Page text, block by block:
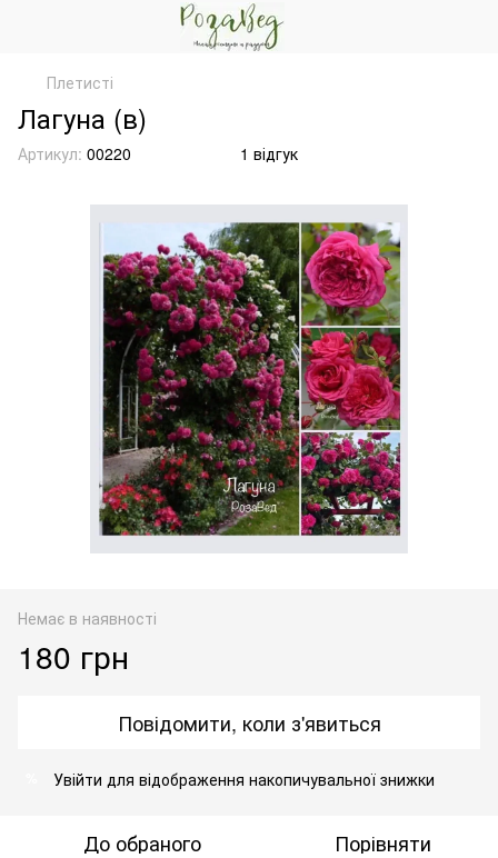
Плетисті
Лагуна (в)
Артикул: 00220 1 відгук
Немає в наявності
180 грн
Повідомити, коли з'явиться
Увійти для відображення накопичувальної знижки
До обраного Порівняти